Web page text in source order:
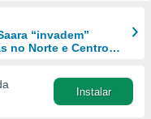
“invadem”
no Norte e Centro
Instalar